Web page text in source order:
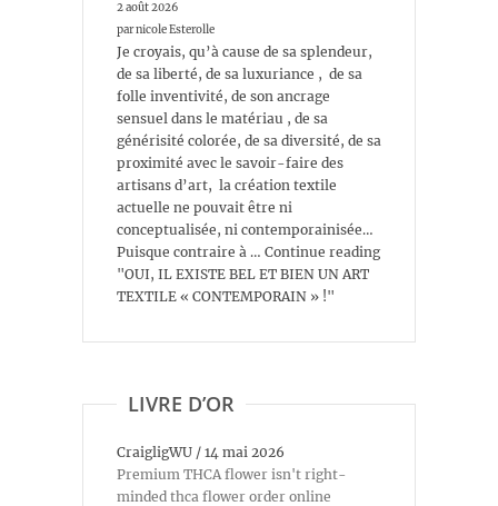
2 août 2026
par nicole Esterolle
Je croyais, qu’à cause de sa splendeur,
de sa liberté, de sa luxuriance , de sa
folle inventivité, de son ancrage
sensuel dans le matériau , de sa
générisité colorée, de sa diversité, de sa
proximité avec le savoir-faire des
artisans d’art, la création textile
actuelle ne pouvait être ni
conceptualisée, ni contemporainisée…
Puisque contraire à … Continue reading
"OUI, IL EXISTE BEL ET BIEN UN ART
TEXTILE « CONTEMPORAIN » !"
LIVRE D’OR
CraigligWU / 14 mai 2026
Premium THCA flower isn't right-
minded thca flower order online